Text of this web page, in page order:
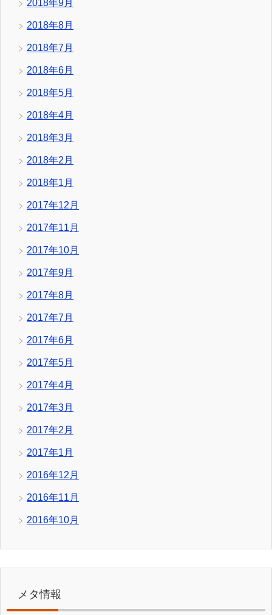
2018年9月
2018年8月
2018年7月
2018年6月
2018年5月
2018年4月
2018年3月
2018年2月
2018年1月
2017年12月
2017年11月
2017年10月
2017年9月
2017年8月
2017年7月
2017年6月
2017年5月
2017年4月
2017年3月
2017年2月
2017年1月
2016年12月
2016年11月
2016年10月
メタ情報